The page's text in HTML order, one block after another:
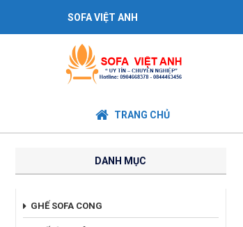
SOFA VIỆT ANH
TRANG CHỦ
DANH MỤC
GHẾ SOFA CONG